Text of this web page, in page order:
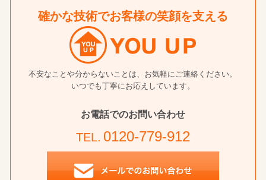
確かな技術でお客様の笑顔を支える
不安なことや分からないことは、お気軽にご連絡ください。
いつでも丁寧にお応えしています。
お電話でのお問い合わせ
TEL. 0120-779-912